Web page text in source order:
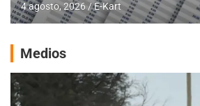
4 agosto, 2026 E-Kart
Medios